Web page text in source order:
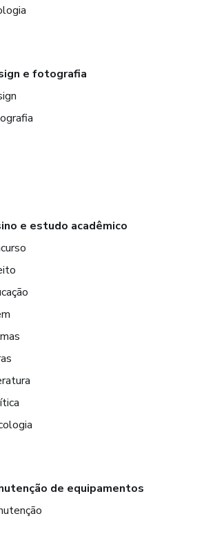
e fotografia
e estudo acadêmico
de equipamentos